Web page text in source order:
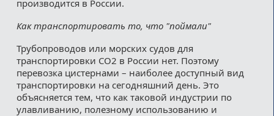
производится в России.
Как транспортировать то, что "поймали"
Трубопроводов или морских судов для
транспортировки СО2 в России нет. Поэтому
перевозка цистернами – наиболее доступный вид
транспортировки на сегодняшний день. Это
объясняется тем, что как таковой индустрии по
улавливанию, полезному использованию и